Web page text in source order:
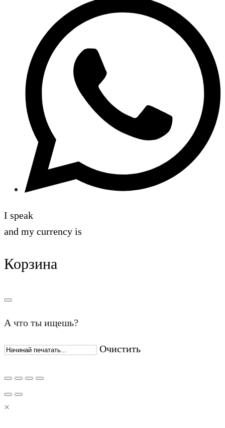
I speak
and my currency is
Корзина
А что ты ищешь?
Очистить
×